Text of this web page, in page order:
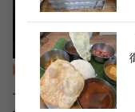
アイスコーヒーも
（無料）」おすすめ店